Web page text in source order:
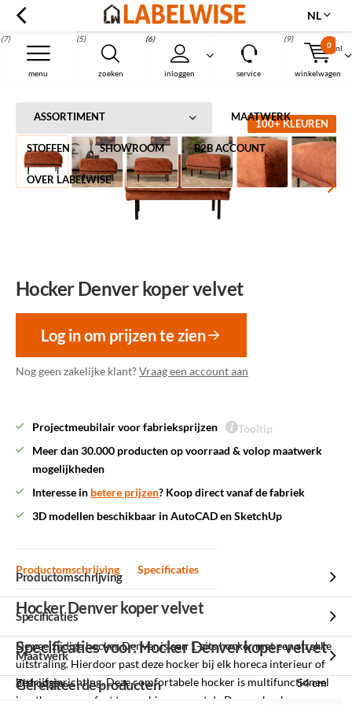
nl
zoeken
(5)
inloggen
(6)
menu
(7)
service winkelwagen
0
(9)
Menu
NL
ASSORTIMENT MAATWERK
STOFFEN SHOWROOM B2B ACCOUNT
OVER LABELWISE
Home Hocker Denver koper velvet
100+ KLEUREN
Hocker Denver koper velvet
Log in om prijzen te zien
Nog geen zakelijke klant?Vraag een account aan
Projectmeubilair voor fabrieksprijzen
Tooltip
Meer dan 30.000 producten op voorraad & volop maatwerk
mogelijkheden
Interesse in betere prijzen? Koop direct vanaf de fabriek
3D modellen beschikbaar in AutoCAD en SketchUp
Productomschrijving Specificaties
Productomschrijving
Hocker Denver koper velvet
De veelzijdige hocker Denver is een 1-zits hocker met een strakke
uitstraling. Hierdoor past deze hocker bij elk horeca interieur of
bedrijfsinrichting. Deze comfortabele hocker is multifunctioneel
inzetbaar en perfect te combineren met de Denver banken
Specificaties
Specificaties voor: Hocker Denver koper velvet
Zithoogte 54 cm
Maatwerk
Gerelateerde producten